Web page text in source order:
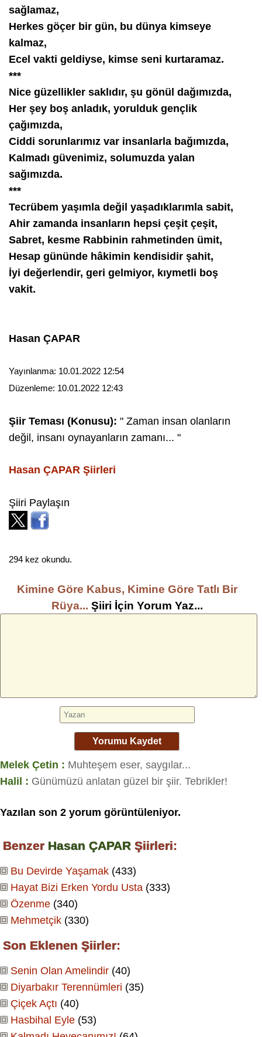
sağlamaz,
Herkes göçer bir gün, bu dünya kimseye
kalmaz,
Ecel vakti geldiyse, kimse seni kurtaramaz.
***
Nice güzellikler saklıdır, şu gönül dağımızda,
Her şey boş anladık, yorulduk gençlik
çağımızda,
Ciddi sorunlarımız var insanlarla bağımızda,
Kalmadı güvenimiz, solumuzda yalan
sağımızda.
***
Tecrübem yaşımla değil yaşadıklarımla sabit,
Ahir zamanda insanların hepsi çeşit çeşit,
Sabret, kesme Rabbinin rahmetinden ümit,
Hesap gününde hâkimin kendisidir şahit,
İyi değerlendir, geri gelmiyor, kıymetli boş
vakit.
Hasan ÇAPAR
Yayınlanma: 10.01.2022 12:54
Düzenleme: 10.01.2022 12:43
Şiir Teması (Konusu): " Zaman insan olanların
değil, insanı oynayanların zamanı... "
Hasan ÇAPAR Şiirleri
Şiiri Paylaşın
294 kez okundu.
Kimine Göre Kabus, Kimine Göre Tatlı Bir
Rüya... Şiiri İçin Yorum Yaz...
Yorumu Kaydet
Melek Çetin : Muhteşem eser, saygılar...
Halil : Günümüzü anlatan güzel bir şiir. Tebrikler!
Yazılan son 2 yorum görüntüleniyor.
Benzer Hasan ÇAPAR Şiirleri:
Bu Devirde Yaşamak (433)
Hayat Bizi Erken Yordu Usta (333)
Özenme (340)
Mehmetçik (330)
Son Eklenen Şiirler:
Senin Olan Amelindir (40)
Diyarbakır Terennümleri (35)
Çiçek Açtı (40)
Hasbihal Eyle (53)